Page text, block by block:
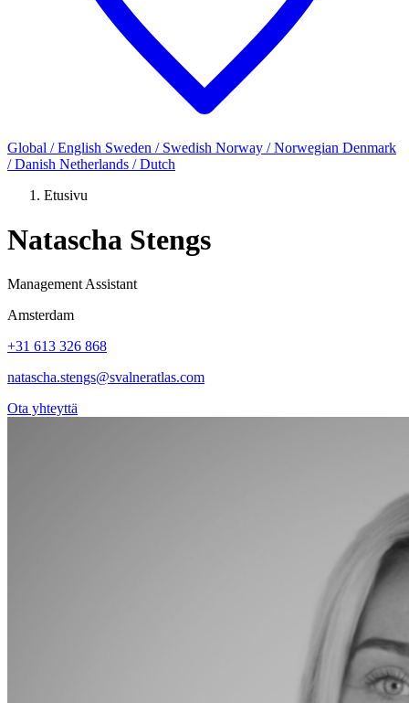
Global / English Sweden / Swedish Norway / Norwegian Denmark
/ Danish Netherlands / Dutch
Etusivu
Natascha Stengs
Management Assistant
Amsterdam
+31 613 326 868
natascha.stengs@svalneratlas.com
Ota yhteyttä